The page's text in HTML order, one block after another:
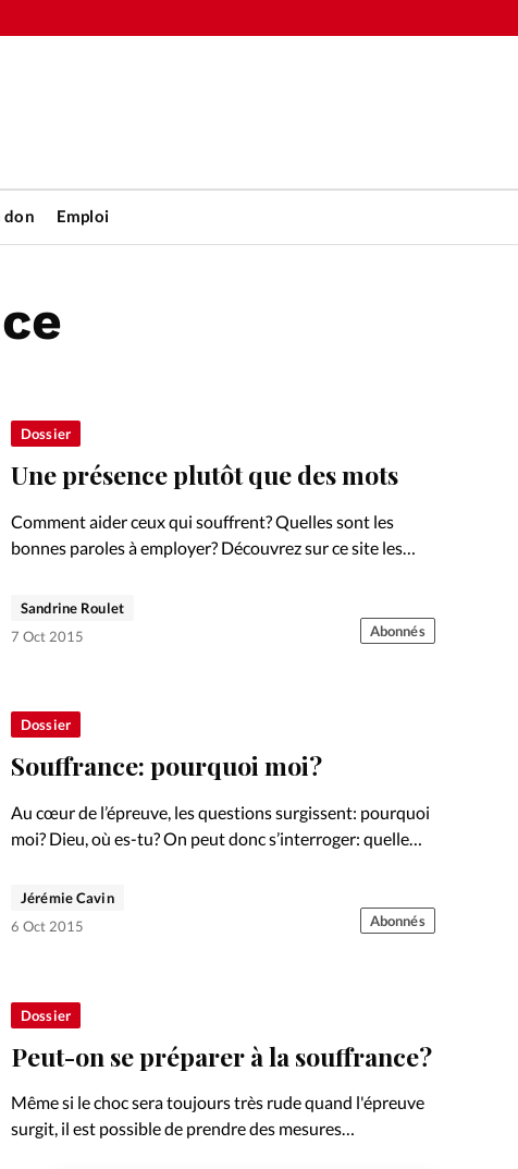
don Emploi
Foi
Opinions
La boutique
À propos
Emploi
Dossier
Une présence plutôt que des mots
Comment aider ceux qui souffrent? Quelles sont les
bonnes paroles à employer? Découvrez sur ce site les
Sandrine Roulet
7 Oct 2015
Abonnés
Dossier
Souffrance: pourquoi moi?
Au cœur de l’épreuve, les questions surgissent: pourquoi
moi? Dieu, où es-tu? On peut donc s’interroger: quelle
responsable? Découvrez sur ce site les autres articles de
notre…
Jérémie Cavin
6 Oct 2015
Abonnés
Dossier
Peut-on se préparer à la souffrance?
Même si le choc sera toujours très rude quand l'épreuve
surgit, il est possible de prendre des mesures